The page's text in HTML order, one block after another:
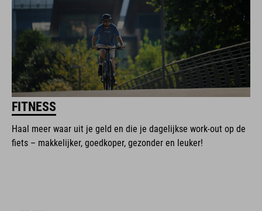
FITNESS
Haal meer waar uit je geld en die je dagelijkse work-out op de
fiets – makkelijker, goedkoper, gezonder en leuker!